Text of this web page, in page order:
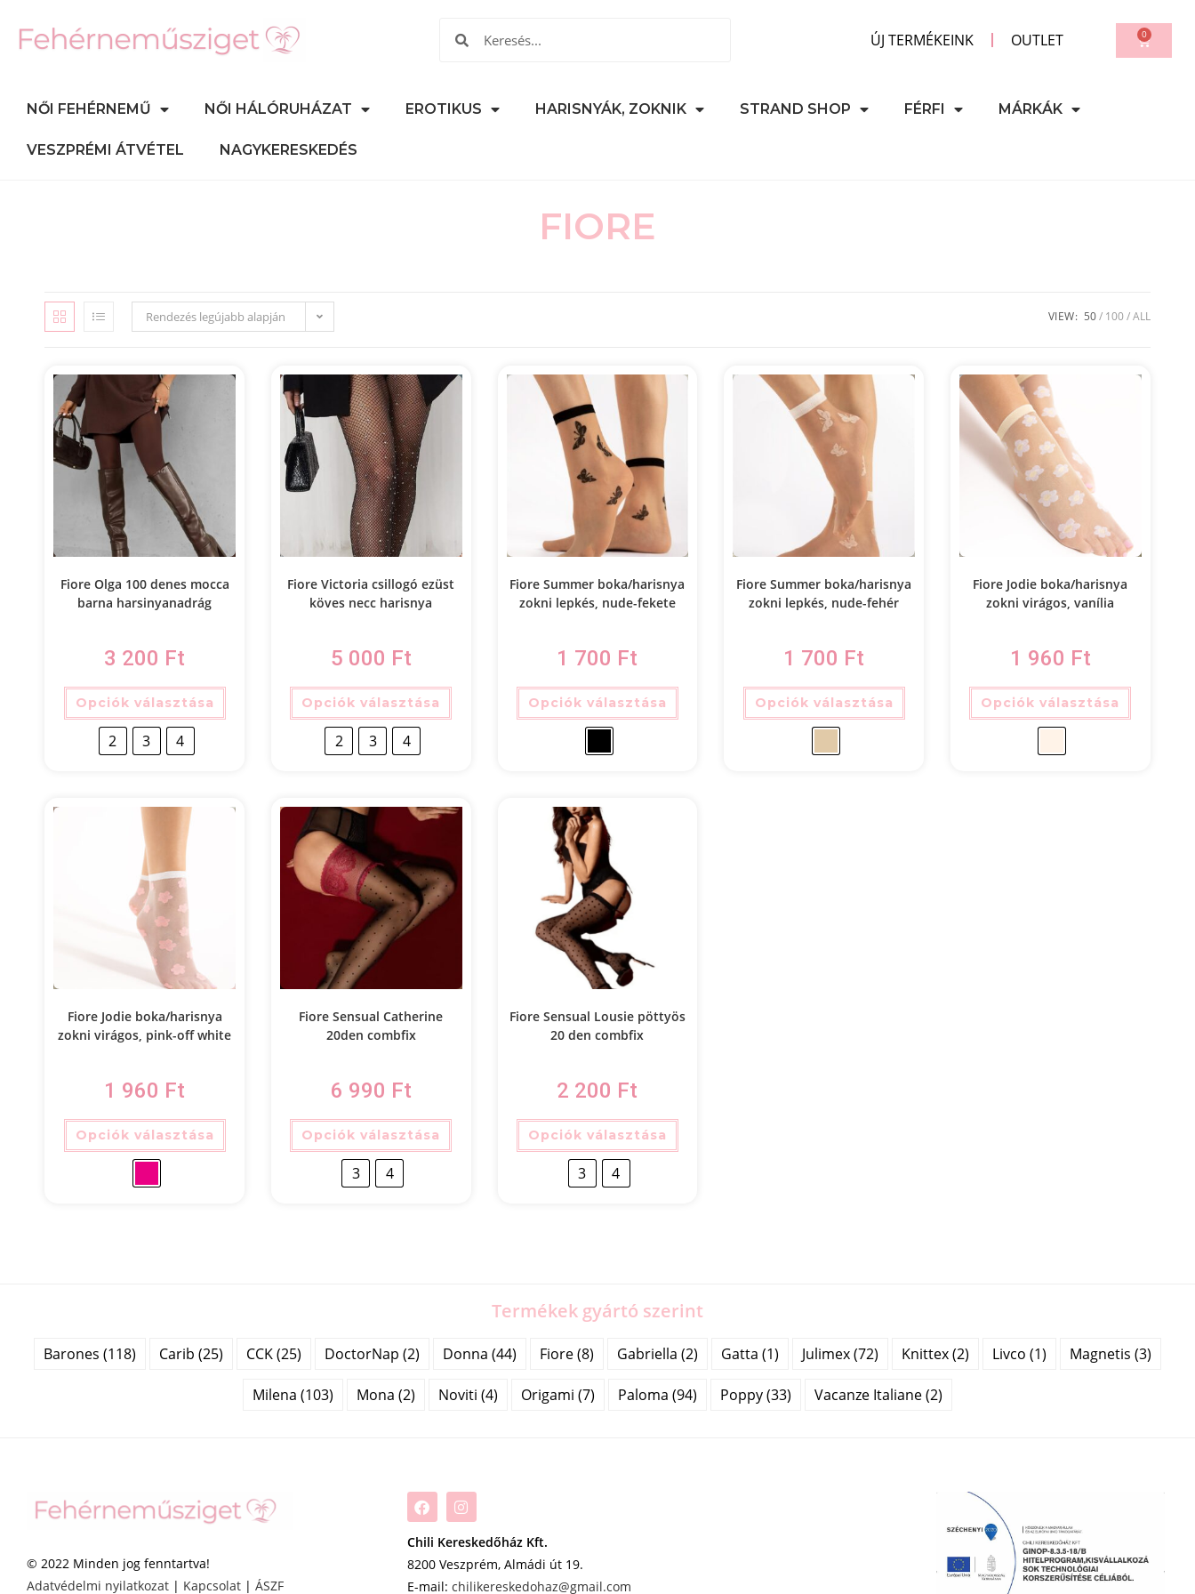
ÚJ TERMÉKEINK OUTLET 0
NŐI FEHÉRNEMŰ NŐI HÁLÓRUHÁZAT EROTIKUS HARISNYÁK, ZOKNIK STRAND SHOP FÉRFI MÁRKÁK
VESZPRÉMI ÁTVÉTEL NAGYKERESKEDÉS
FIORE
Rendezés legújabb alapján VIEW: 50 100 ALL
Fiore Olga 100 denes mocca
barna harsinyanadrág
3 200 Ft
Opciók választása
2 3 4
Fiore Victoria csillogó ezüst
köves necc harisnya
5 000 Ft
Opciók választása
2 3 4
Fiore Summer boka/harisnya
zokni lepkés, nude-fekete
1 700 Ft
Opciók választása
Fiore Summer boka/harisnya
zokni lepkés, nude-fehér
1 700 Ft
Opciók választása
Fiore Jodie boka/harisnya
zokni virágos, vanília
1 960 Ft
Opciók választása
Fiore Jodie boka/harisnya
zokni virágos, pink-off white
1 960 Ft
Opciók választása
Fiore Sensual Catherine
20den combfix
6 990 Ft
Opciók választása
3 4
Fiore Sensual Lousie pöttyös
20 den combfix
2 200 Ft
Opciók választása
3 4
Termékek gyártó szerint
Barones (118) Carib (25) CCK (25) DoctorNap (2) Donna (44) Fiore (8) Gabriella (2) Gatta (1) Julimex (72) Knittex (2) Livco (1) Magnetis (3)
Milena (103) Mona (2) Noviti (4) Origami (7) Paloma (94) Poppy (33) Vacanze Italiane (2)
© 2022 Minden jog fenntartva!
Adatvédelmi nyilatkozat | Kapcsolat | ÁSZF
Chili Kereskedőház Kft.
8200 Veszprém, Almádi út 19.
E-mail: chilikereskedohaz@gmail.com